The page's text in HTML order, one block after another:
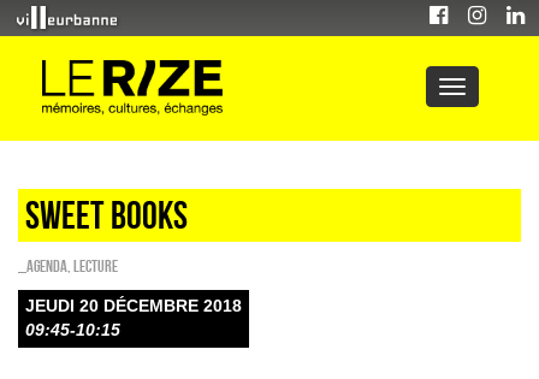
Sweet Books
_Agenda Lecture
JEUDI 20 DÉCEMBRE 2018
09:45-10:15